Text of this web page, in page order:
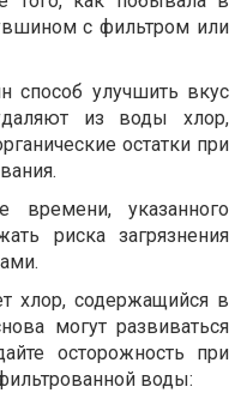
с фильтром или
улучшить вкус
из воды хлор,
остатки при
времени, указанного
риска загрязнения
хлор, содержащийся в
могут развиваться
осторожность при
воды: